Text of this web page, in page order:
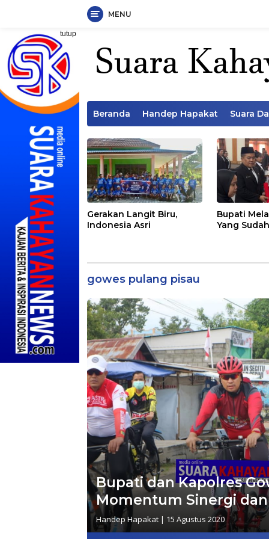
Langsung
konten
MENU
tutup
Beranda Handep Hapakat Suara
Gerakan Langit Biru,
Indonesia Asri
Bupati
Yang
gowes pulang pisau
Bupati dan Kapolres
Momentum Sinergi
Handep Hapakat | 15 Agustus 2020